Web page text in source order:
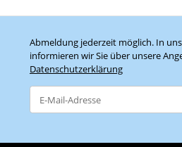
Abmeldung jederzeit möglich. In
informieren wir Sie über unsere
Datenschutzerklärung